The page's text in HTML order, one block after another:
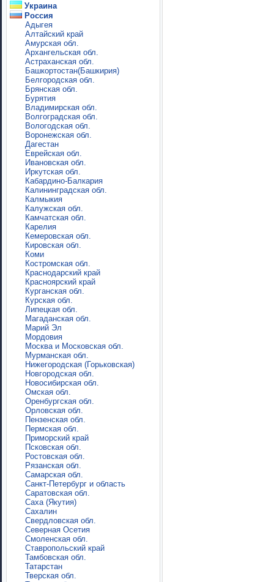
Украина
Россия
Адыгея
Алтайский край
Амурская обл.
Архангельская обл.
Астраханская обл.
Башкортостан(Башкирия)
Белгородская обл.
Брянская обл.
Бурятия
Владимирская обл.
Волгоградская обл.
Вологодская обл.
Воронежская обл.
Дагестан
Еврейская обл.
Ивановская обл.
Иркутская обл.
Кабардино-Балкария
Калининградская обл.
Калмыкия
Калужская обл.
Камчатская обл.
Карелия
Кемеровская обл.
Кировская обл.
Коми
Костромская обл.
Краснодарский край
Красноярский край
Курганская обл.
Курская обл.
Липецкая обл.
Магаданская обл.
Марий Эл
Мордовия
Москва и Московская обл.
Мурманская обл.
Нижегородская (Горьковская)
Новгородская обл.
Новосибирская обл.
Омская обл.
Оренбургская обл.
Орловская обл.
Пензенская обл.
Пермская обл.
Приморский край
Псковская обл.
Ростовская обл.
Рязанская обл.
Самарская обл.
Санкт-Петербург и область
Саратовская обл.
Саха (Якутия)
Сахалин
Свердловская обл.
Северная Осетия
Смоленская обл.
Ставропольский край
Тамбовская обл.
Татарстан
Тверская обл.